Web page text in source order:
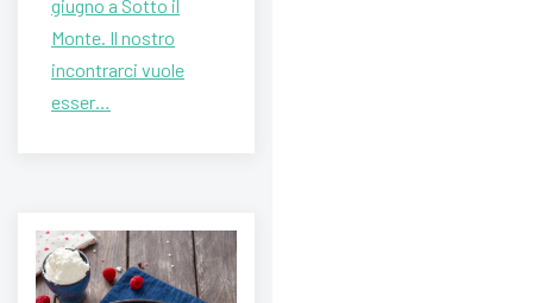
giugno a Sotto il
Monte. Il nostro
incontrarci vuole
esser…